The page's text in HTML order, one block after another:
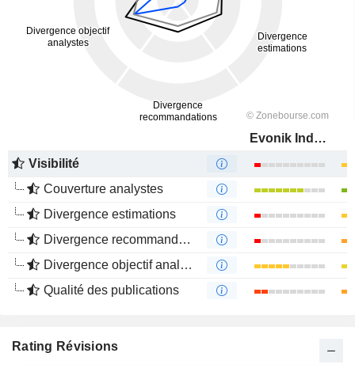
Evonik Industries AG
Visibilité
Couverture analystes
Divergence estimations
Divergence recommandations analystes
Divergence objectif analystes
Qualité des publications
Rating Révisions